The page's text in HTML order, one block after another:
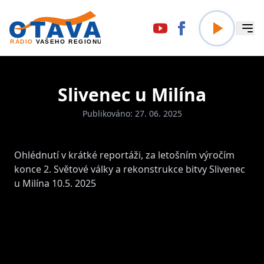
Slivenec u Milína
Publikováno: 27. 06. 2025
Ohlédnutí v krátké reportáži, za letošním výročím
konce 2. Světové války a rekonstrukce bitvy Slivenec
u Milína 10.5. 2025